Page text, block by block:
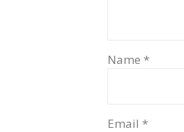
Name *
Email *